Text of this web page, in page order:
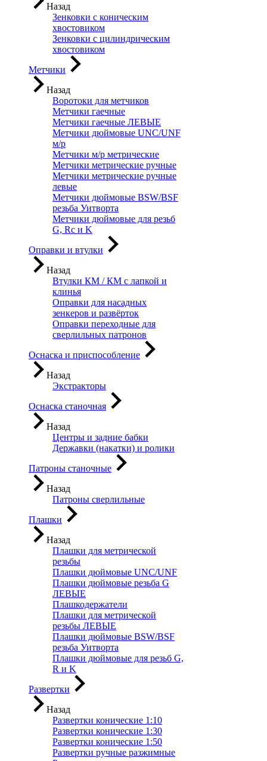
Назад
Зенковки с коническим
хвостовиком
Зенковки с цилиндрическим
хвостовиком
Метчики
Назад
Воротоки для метчиков
Метчики гаечные
Метчики гаечные ЛЕВЫЕ
Метчики дюймовые UNC/UNF
м/р
Метчики м/р метрические
Метчики метрические ручные
Метчики метрические ручные
левые
Метчики дюймовые BSW/BSF
резьба Уитворта
Метчики дюймовые для резьб
G, Rc и K
Оправки и втулки
Назад
Втулки КМ / КМ с лапкой и
клинья
Оправки для насадных
зенкеров и развёрток
Оправки переходные для
сверлильных патронов
Оснаска и приспособление
Назад
Экстракторы
Оснаска станочная
Назад
Центры и задние бабки
Державки (накатки) и ролики
Патроны станочные
Назад
Патроны сверлильные
Плашки
Назад
Плашки для метрической
резьбы
Плашки дюймовые UNC/UNF
Плашки дюймовые резьба G
ЛЕВЫЕ
Плашкодержатели
Плашки для метрической
резьбы ЛЕВЫЕ
Плашки дюймовые BSW/BSF
резьба Уитворта
Плашки дюймовые для резьб G,
R и K
Развертки
Назад
Развертки конические 1:10
Развертки конические 1:30
Развертки конические 1:50
Развертки ручные разжимные